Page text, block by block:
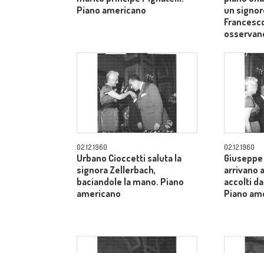
Piano americano
un
02.12.1960
Urbano Cioccetti saluta la
signora Zellerbach,
baciandole la mano. Piano
americano
02.12.1960
arrivano
accolti
Piano